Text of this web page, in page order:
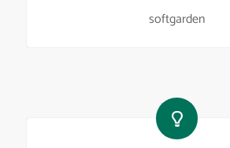
softgarden